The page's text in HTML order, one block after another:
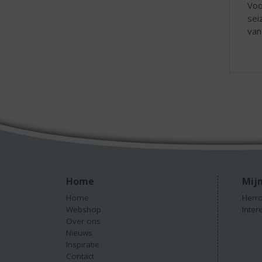
Home
Home
Webshop
Over ons
Nieuws
Inspiratie
Contact